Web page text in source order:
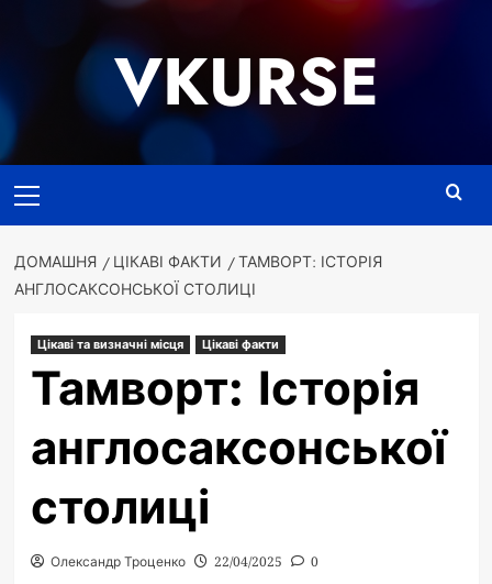
VKURSE
меню
ДОМАШНЯ ЦІКАВІ ФАКТИ
ТАМВОРТ: ІСТОРІЯ
АНГЛОСАКСОНСЬКОЇ СТОЛИЦІ
Цікаві та визначні місця Цікаві факти
Тамворт: Історія
англосаксонської
столиці
Олександр Троценко 22/04/2025 0